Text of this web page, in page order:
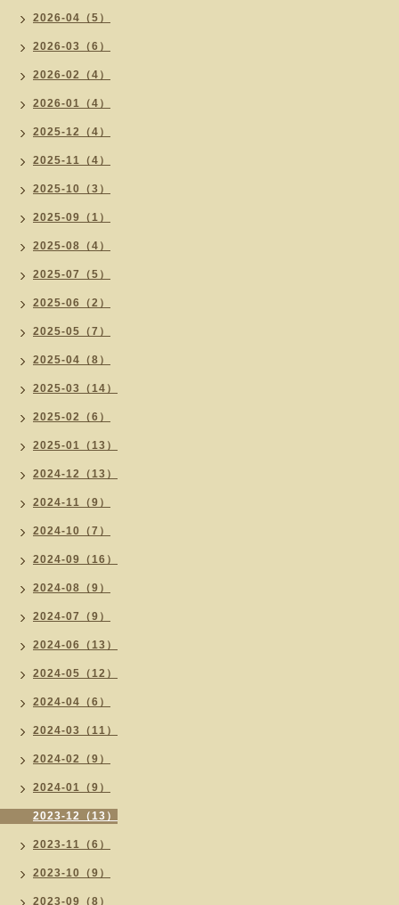
2026-04（5）
2026-03（6）
2026-02（4）
2026-01（4）
2025-12（4）
2025-11（4）
2025-10（3）
2025-09（1）
2025-08（4）
2025-07（5）
2025-06（2）
2025-05（7）
2025-04（8）
2025-03（14）
2025-02（6）
2025-01（13）
2024-12（13）
2024-11（9）
2024-10（7）
2024-09（16）
2024-08（9）
2024-07（9）
2024-06（13）
2024-05（12）
2024-04（6）
2024-03（11）
2024-02（9）
2024-01（9）
2023-12（13）
2023-11（6）
2023-10（9）
2023-09（8）